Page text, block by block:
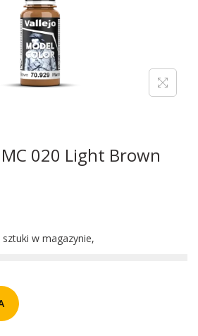
020 Light Brown
w magazynie,